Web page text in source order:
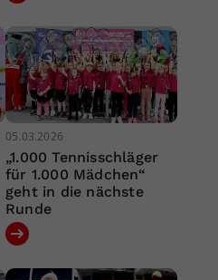
05.03.2026
„1.000 Tennisschläger
für 1.000 Mädchen“
geht in die nächste
Runde